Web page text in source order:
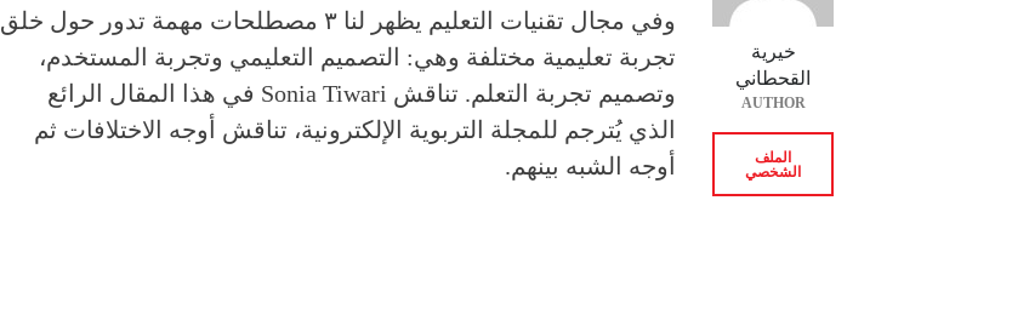
وفي مجال تقنيات التعليم يظهر لنا ٣ مصطلحات مهمة تدور حول خلق
تجربة تعليمية مختلفة وهي: التصميم التعليمي وتجربة المستخدم،
وتصميم تجربة التعلم. تناقش Sonia Tiwari في هذا المقال الرائع
الذي يُترجم للمجلة التربوية الإلكترونية، تناقش أوجه الاختلافات ثم
أوجه الشبه بينهم.
خيرية
القحطاني
AUTHOR
الملف
الشخصي